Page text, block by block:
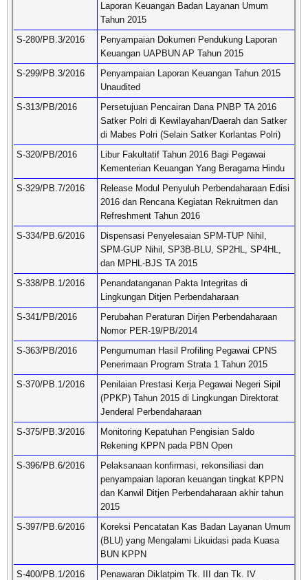
Laporan Keuangan Badan Layanan Umum
Tahun 2015
S-280/PB.3/2016
Penyampaian Dokumen Pendukung Laporan
Keuangan UAPBUN AP Tahun 2015
S-299/PB.3/2016
Penyampaian Laporan Keuangan Tahun 2015
Unaudited
S-313/PB/2016
Persetujuan Pencairan Dana PNBP TA 2016
Satker Polri di Kewilayahan/Daerah dan Satker
di Mabes Polri (Selain Satker Korlantas Polri)
S-320/PB/2016
Libur Fakultatif Tahun 2016 Bagi Pegawai
Kementerian Keuangan Yang Beragama Hindu
S-329/PB.7/2016
Release Modul Penyuluh Perbendaharaan Edisi
2016 dan Rencana Kegiatan Rekruitmen dan
Refreshment Tahun 2016
S-334/PB.6/2016
Dispensasi Penyelesaian SPM-TUP Nihil,
SPM-GUP Nihil, SP3B-BLU, SP2HL, SP4HL,
dan MPHL-BJS TA 2015
S-338/PB.1/2016
Penandatanganan Pakta Integritas di
Lingkungan Ditjen Perbendaharaan
S-341/PB/2016
Perubahan Peraturan Dirjen Perbendaharaan
Nomor PER-19/PB/2014
S-363/PB/2016
Pengumuman Hasil Profiling Pegawai CPNS
Penerimaan Program Strata 1 Tahun 2015
S-370/PB.1/2016
Penilaian Prestasi Kerja Pegawai Negeri Sipil
(PPKP) Tahun 2015 di Lingkungan Direktorat
Jenderal Perbendaharaan
S-375/PB.3/2016
Monitoring Kepatuhan Pengisian Saldo
Rekening KPPN pada PBN Open
S-396/PB.6/2016
Pelaksanaan konfirmasi, rekonsiliasi dan
penyampaian laporan keuangan tingkat KPPN
dan Kanwil Ditjen Perbendaharaan akhir tahun
2015
S-397/PB.6/2016
Koreksi Pencatatan Kas Badan Layanan Umum
(BLU) yang Mengalami Likuidasi pada Kuasa
BUN KPPN
S-400/PB.1/2016
Penawaran Diklatpim Tk. III dan Tk. IV